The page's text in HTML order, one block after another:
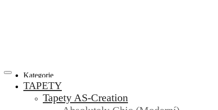
Kategorie
TAPETY
Tapety AS-Creation